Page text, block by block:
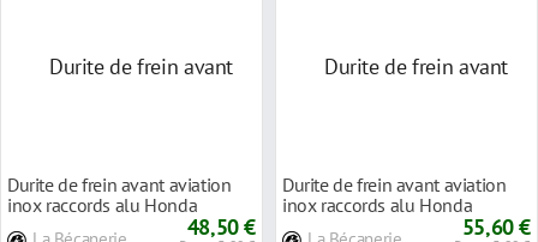
Durite de frein avant aviation
inox raccords alu Honda
48,50 €
Durite de frein avant aviation
inox raccords alu Honda
55,60 €